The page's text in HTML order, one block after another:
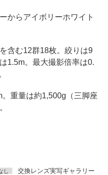
からアイボリーホワイト
含む12群18枚。絞りは9
1.5m。最大撮影倍率は0.
重量は約1,500g（三脚座
し 交換レンズ実写ギャラリー